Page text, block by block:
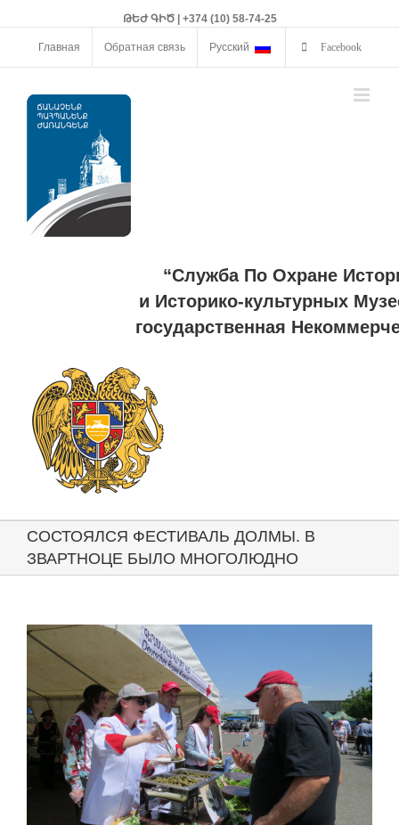
ԹԵԺ ԳԻԾ | +374 (10) 58-74-25
Главная Обратная связь Русский Facebook
“Служба По Охране
и Историко-культурных
государственная
СОСТОЯЛСЯ ФЕСТИВАЛЬ ДОЛМЫ. В
ЗВАРТНОЦЕ БЫЛО МНОГОЛЮДНО
View
Larger